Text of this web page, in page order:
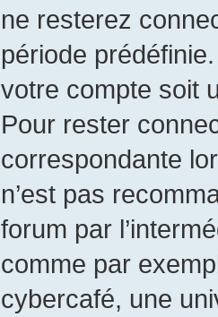
ne resterez
période
votre compte soit
Pour rester
correspondante
n’est pas
forum par
comme par
cybercafé, une